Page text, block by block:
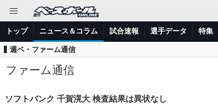
トップ ニュース＆コラム 試合速報 選手データ 特集
週ベ・ファーム通信
ファーム通信
ソフトバンク 千賀滉大 検査結果は異状なし